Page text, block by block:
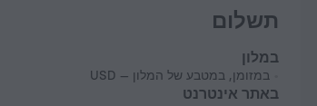
תשלום
במלון
במזומן, במטבע של המלון — USD
באתר אינטרנט